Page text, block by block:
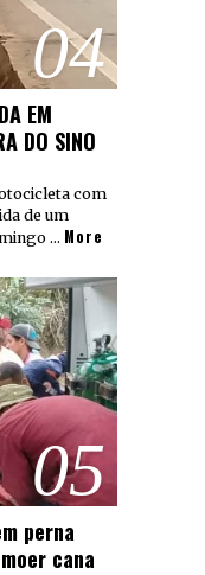
04
EM
DO SINO
com
de um
… More
05
perna
cana